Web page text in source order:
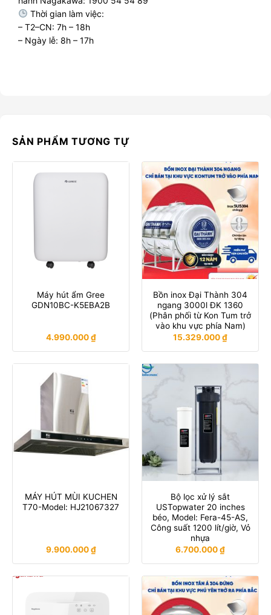
Thời gian làm việc:
– T2–CN: 7h – 18h
– Ngày lễ: 8h – 17h
SẢN PHẨM TƯƠNG TỰ
Máy hút ẩm Gree
GDN10BC-K5EBA2B
4.990.000₫
Bồn inox Đại Thành 304
ngang 3000l ĐK 1360
(Phân phối từ Kon Tum trở
vào khu vực phía Nam)
15.329.000₫
MÁY HÚT MÙI KUCHEN
T70-Model: HJ21067327
9.900.000₫
Bộ lọc xử lý sắt
USTopwater 20 inches
béo, Model: Fera-45-AS,
Công suất 1200 lít/giờ, Vỏ
nhựa
6.700.000₫